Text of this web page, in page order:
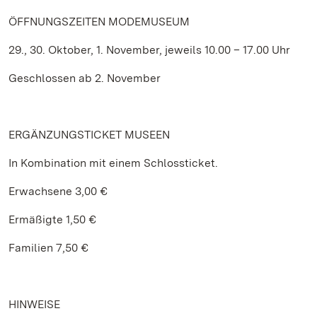
ÖFFNUNGSZEITEN MODEMUSEUM
29., 30. Oktober, 1. November, jeweils 10.00 – 17.00 Uhr
Geschlossen ab 2. November
ERGÄNZUNGSTICKET MUSEEN
In Kombination mit einem Schlossticket.
Erwachsene 3,00 €
Ermäßigte 1,50 €
Familien 7,50 €
HINWEISE